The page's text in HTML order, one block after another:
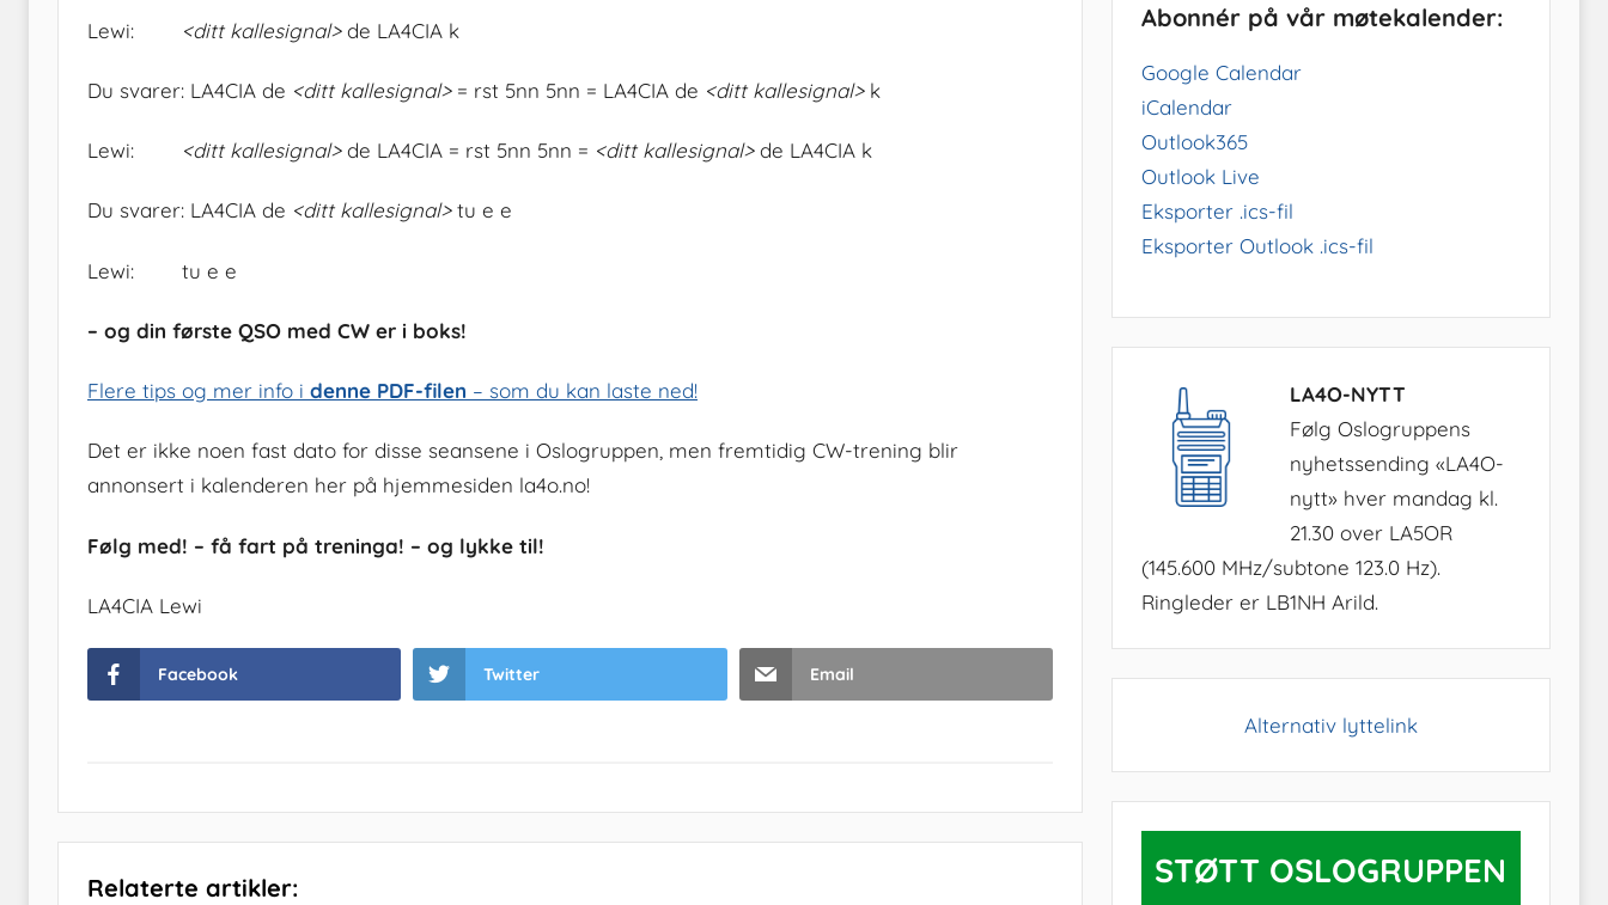
Lewi: <ditt kallesignal>de LA4CIA k
Du svarer: LA4CIA de <ditt kallesignal>= rst 5nn 5nn = LA4CIA de <ditt kallesignal>k
Lewi: <ditt kallesignal>de LA4CIA = rst 5nn 5nn = <ditt kallesignal>de LA4CIA k
Du svarer: LA4CIA de <ditt kallesignal>tu e e
Lewi: tu e e
– og din første QSO med CW er i boks!
Flere tips og mer info i denne PDF-filen – som du kan laste ned!
Det er ikke noen fast dato for disse seansene i Oslogruppen, men fremtidig CW-trening blir
annonsert i kalenderen her på hjemmesiden la4o.no!
Følg med! – få fart på treninga! – og lykke til!
LA4CIA Lewi
Facebook Twitter Email
Relaterte artikler:
Abonnér på vår møtekalender:
Google Calendar
iCalendar
Outlook365
Outlook Live
Eksporter .ics-fil
Eksporter Outlook .ics-fil
LA4O-NYTT
Følg Oslogruppens
nyhetssending «LA4O-
nytt» hver mandag kl.
21.30 over LA5OR
(145.600 MHz/subtone 123.0 Hz).
Ringleder er LB1NH Arild.
Alternativ lyttelink
STØTT OSLOGRUPPEN